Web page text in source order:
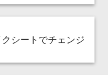
シートでチェンジ